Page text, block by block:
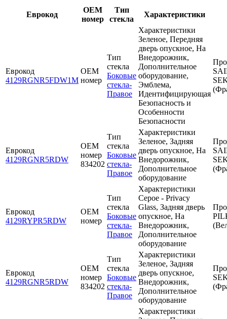
Еврокод
OEM
номер
Тип
стекла
Характеристики
Еврокод
4129RGNR5FDW1M
OEM
номер
Тип
стекла
Боковые
стекла-
Правое
Характеристики
Зеленое, Передняя
дверь опускное, На
Внедорожник,
Дополнительное
оборудование,
Эмблема,
Идентифицирующая
Безопасность и
Особенности
Безопасности
Еврокод
4129RGNR5RDW
OEM
номер
834202
Тип
стекла
Боковые
стекла-
Правое
Характеристики
Зеленое, Задняя
дверь опускное, На
Внедорожник,
Дополнительное
оборудование
Еврокод
4129RYPR5RDW
OEM
номер
Тип
стекла
Боковые
стекла-
Правое
Характеристики
Серое - Privacy
Glass, Задняя дверь
опускное, На
Внедорожник,
Дополнительное
оборудование
Еврокод
4129RGNR5RDW
OEM
номер
834202
Тип
стекла
Боковые
стекла-
Правое
Характеристики
Зеленое, Задняя
дверь опускное,
Внедорожник,
Дополнительное
оборудование
Характеристики